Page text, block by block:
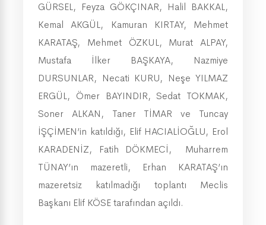
GÜRSEL, Feyza GÖKÇINAR, Halil BAKKAL,
Kemal AKGÜL, Kamuran KIRTAY, Mehmet
KARATAŞ, Mehmet ÖZKUL, Murat ALPAY,
Mustafa İlker BAŞKAYA, Nazmiye
DURSUNLAR, Necati KURU, Neşe YILMAZ
ERGÜL, Ömer BAYINDIR, Sedat TOKMAK,
Soner ALKAN, Taner TİMAR ve Tuncay
İŞÇİMEN’in katıldığı, Elif HACIALİOĞLU, Erol
KARADENİZ, Fatih DÖKMECİ, Muharrem
TÜNAY’ın mazeretli, Erhan KARATAŞ’ın
mazeretsiz katılmadığı toplantı Meclis
Başkanı Elif KÖSE tarafından açıldı.